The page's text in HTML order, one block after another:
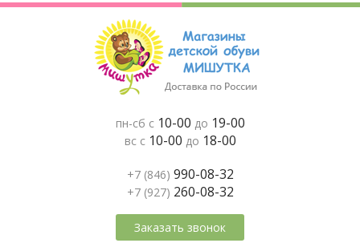
пн-сб с 10-00 до 19-00
вс с 10-00 до 18-00
+7 (846) 990-08-32
+7 (927) 260-08-32
Заказать звонок